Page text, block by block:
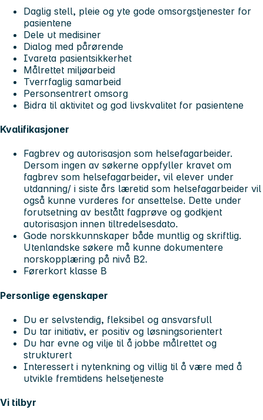
Daglig stell, pleie og yte gode omsorgstjenester for
pasientene
Dele ut medisiner
Dialog med pårørende
Ivareta pasientsikkerhet
Målrettet miljøarbeid
Tverrfaglig samarbeid
Personsentrert omsorg
Bidra til aktivitet og god livskvalitet for pasientene
Kvalifikasjoner
Fagbrev og autorisasjon som helsefagarbeider.
Dersom ingen av søkerne oppfyller kravet om
fagbrev som helsefagarbeider, vil elever under
utdanning/ i siste års læretid som helsefagarbeider vil
også kunne vurderes for ansettelse. Dette under
forutsetning av bestått fagprøve og godkjent
autorisasjon innen tiltredelsesdato.
Gode norskkunnskaper både muntlig og skriftlig.
Utenlandske søkere må kunne dokumentere
norskopplæring på nivå B2.
Førerkort klasse B
Personlige egenskaper
Du er selvstendig, fleksibel og ansvarsfull
Du tar initiativ, er positiv og løsningsorientert
Du har evne og vilje til å jobbe målrettet og
strukturert
Interessert i nytenkning og villig til å være med å
utvikle fremtidens helsetjeneste
Vi tilbyr